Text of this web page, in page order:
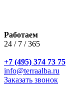
Работаем
24 / 7 / 365
+7 (495) 374 73 75
info@terraalba.ru
Заказать звонок